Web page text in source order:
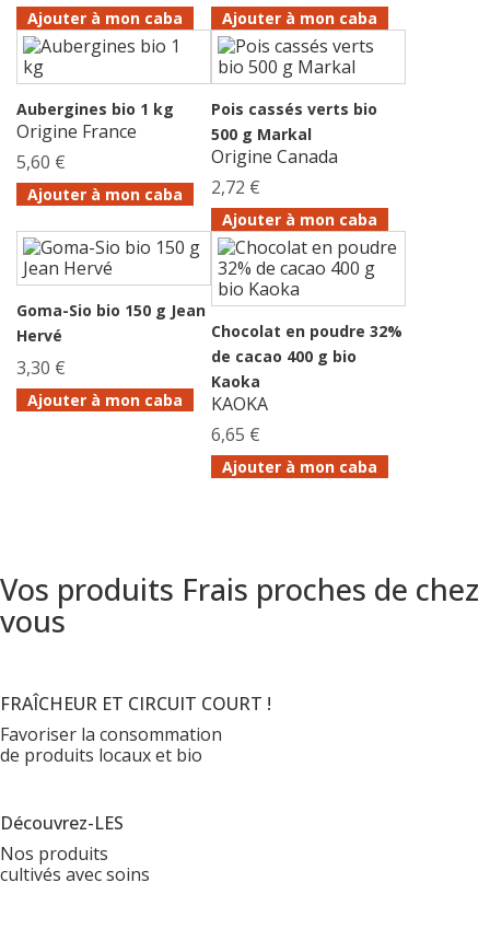
Ajouter à mon caba Ajouter à mon caba
Aubergines bio 1 kg
Origine France
5,60 €
Ajouter à mon caba
Pois cassés verts bio
500 g Markal
Origine Canada
2,72 €
Ajouter à mon caba
Goma-Sio bio 150 g Jean
Hervé
3,30 €
Ajouter à mon caba
Chocolat en poudre 32%
de cacao 400 g bio
Kaoka
KAOKA
6,65 €
Ajouter à mon caba
Vos produits Frais proches de chez
vous
FRAÎCHEUR ET CIRCUIT COURT !
Favoriser la consommation
de produits locaux et bio
Découvrez-LES
Nos produits
cultivés avec soins